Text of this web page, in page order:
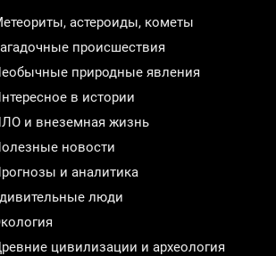
астероиды, кометы
происшествия
природные явления
в истории
и внеземная жизнь
новости
и аналитика
люди
цивилизации и археология